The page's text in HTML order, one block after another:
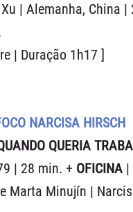
| Alemanha, China
| Duração 1h17 ]
NARCISA HIRSCH
QUERIA
| 28 min. + OFICINA |
Marta Minujín |